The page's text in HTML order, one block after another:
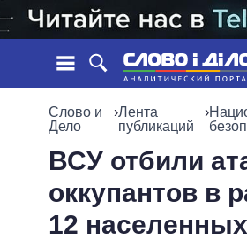
НОВОСТИ
ЛЕНТА
СТАТЬИ
МНЕНИЯ
МИР
ПОЛИТИКИ
ВСЕ ПОЛИТИКИИНФОГРАФИКА
Слово и
Дело
›Лента
публикаций
›
ВСУ отбили
оккупантов в
12 населенных